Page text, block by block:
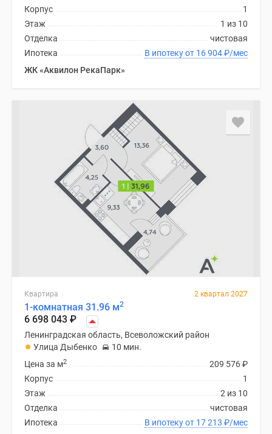
1
Корпус
1 из 10
Этаж
чистовая
Отделка
В ипотеку от 16 904₽/мес
Ипотека
ЖК «Аквилон РекаПарк»
Квартира 2 квартал 2027
1-комнатная 31.96 м2
6 698 043 ₽
Ленинградская область, Всеволожский район
Улица Дыбенко
10 мин.
209 576₽
Цена за м2
1
Корпус
2 из 10
Этаж
чистовая
Отделка
В ипотеку от 17 213 ₽/мес
Ипотека